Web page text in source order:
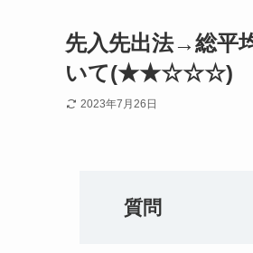
先入先出法→総平
いて(★★☆☆☆)
2023年7月26日
質問